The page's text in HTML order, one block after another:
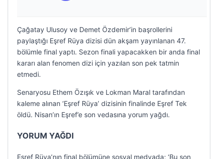
Çağatay Ulusoy ve Demet Özdemir’in başrollerini
paylaştığı Eşref Rüya dizisi dün akşam yayınlanan 47.
bölümle final yaptı. Sezon finali yapacakken bir anda final
kararı alan fenomen dizi için yazılan son pek tatmin
etmedi.
Senaryosu Ethem Özışık ve Lokman Maral tarafından
kaleme alınan ‘Eşref Rüya’ dizisinin finalinde Eşref Tek
öldü. Nisan’ın Eşref’e son vedasına yorum yağdı.
YORUM YAĞDI
Eşref Rüya’nın final bölümüne sosyal medyada; ‘Bu son